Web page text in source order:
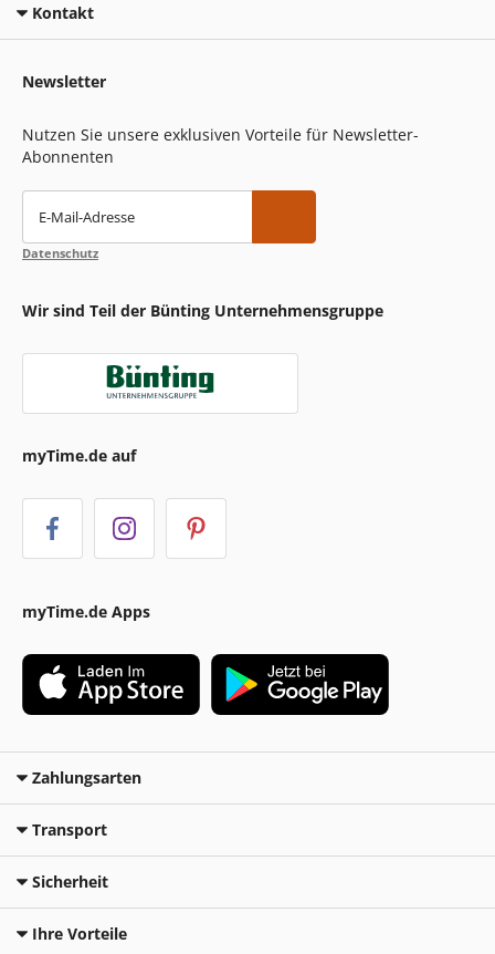
Kontakt
Newsletter
Nutzen Sie unsere exklusiven Vorteile für Newsletter-
Abonnenten
E-Mail-Adresse
Datenschutz
Wir sind Teil der Bünting Unternehmensgruppe
myTime.de auf
myTime.de Apps
Zahlungsarten
Transport
Sicherheit
Ihre Vorteile